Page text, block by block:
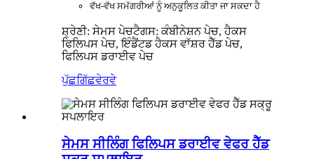
ਵੱਖ-ਵੱਖ ਸਮੱਗਰੀਆਂ ਨੂੰ ਅਨੁਕੂਲਿਤ ਕੀਤਾ ਜਾ ਸਕਦਾ ਹੈ
ਸ਼੍ਰੇਣੀ: ਸੇਮਸ ਪੇਚਟੈਗਸ: ਕੰਬੀਨੇਸ਼ਨ ਪੇਚ, ਹੈਕਸ
ਫਿਲਿਪਸ ਪੇਚ, ਇੰਡੈਂਟਡ ਹੈਕਸ ਵਾੱਸ਼ਰ ਹੈੱਡ ਪੇਚ,
ਫਿਲਿਪਸ ਡਰਾਈਵ ਪੇਚ
ਪੁੱਛਗਿੱਛਵੇਰਵੇ
ਸੇਮਸ ਸੀਲਿੰਗ ਫਿਲਿਪਸ ਡਰਾਈਵ ਵੇਫਰ ਹੈੱਡ